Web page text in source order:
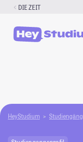
Zum
springen
DIE ZEIT
HeyStudium